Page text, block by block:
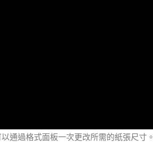
通過格式面板一次更改所需的紙張尺寸。